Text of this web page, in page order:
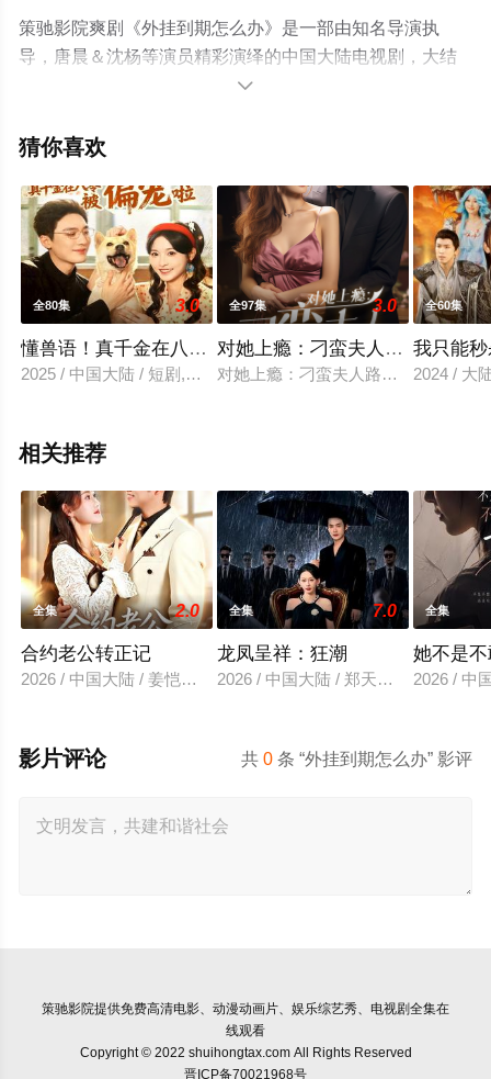
策驰影院爽剧《外挂到期怎么办》是一部由知名导演执
导，唐晨＆沈杨等演员精彩演绎的中国大陆电视剧，大结
局剧情已揭晓（全集），手机免费观看高清未删减完整版
电视剧、电视猫或剧情网等平台了解。

猜你喜欢
全80集 3.0
懂兽语！真千金在八零被偏宠啦
2025 / 中国大陆 / 短剧,女频恋爱
全97集 3.0
对她上瘾：刁蛮夫人她路子野
对她上瘾：刁蛮夫人路子野
全60集
我只能
2024 / 大
相关推荐
全集 2.0
合约老公转正记
2026 / 中国大陆 / 姜恺琳＆王厂
全集 7.0
龙凤呈祥：狂潮
2026 / 中国大陆 / 郑天龙＆汪心宇
全集
她不是
2026 / 中
共0 条 “外挂到期怎么办” 影评
影片评论
策驰影院提供免费高清电影、动漫动画片、娱乐综艺秀、电视剧全集在
线观看
Copyright © 2022 shuihongtax.com All Rights Reserved
晋ICP备70021968号